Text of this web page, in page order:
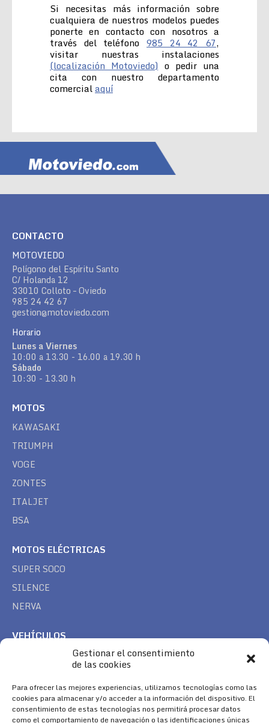
Gestionar el consentimiento
de las cookies
Para ofrecer las mejores experiencias, utilizamos tecnologías como las
cookies para almacenar y/o acceder a la información del dispositivo. El
consentimiento de estas tecnologías nos permitirá procesar datos
como el comportamiento de navegación o las identificaciones únicas
Si necesitas más información sobre
cualquiera de nuestros modelos puedes
ponerte en contacto con nosotros a
través del teléfono 985 24 42 67,
visitar nuestras instalaciones
(localización Motoviedo) o pedir una
cita con nuestro departamento
comercialaquí
CONTACTO
MOTOVIEDO
Polígono del Espíritu Santo
C/ Holanda 12
33010 Colloto – Oviedo
985 24 42 67
gestion@motoviedo.com
Horario
Lunes a Viernes
10:00 a 13.30 - 16.00 a 19.30 h
Sábado
10:30 - 13.30 h
MOTOS
KAWASAKI
TRIUMPH
VOGE
ZONTES
ITALJET
BSA
MOTOS ELÉCTRICAS
SUPER SOCO
SILENCE
NERVA
VEHÍCULOS
TREK
SÍGUENOS